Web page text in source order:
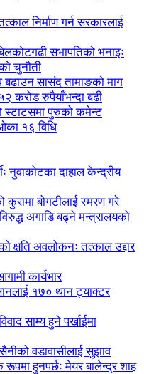
निर्माण गर्न सरकारलाई
सभापतिको भनाइः
चुनौती
सासंद तामाङको माग
करोड रुपैयाँभन्दा बढी
स्टाटसमा पुरुको कमेन्ट
१६ विधि
नुवाकोटका दाहाल केन्द्रीय
बोगटीलाई स्मरण गरे
अगाडि बढ्ने मन्त्रालयको
क्षति अवलोकनः तत्काल उद्दार
कार्यभार
१७० थान ट्याक्टर
साम्य हुने पर्खाईमा
वडावासीलाई सुझाव
रूपमा हुनपर्छः मेयर बालेन्द्र शाह